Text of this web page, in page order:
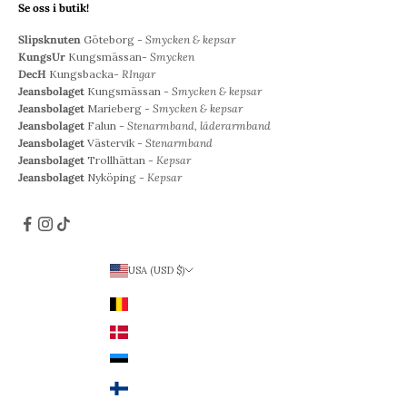
Se oss i butik!
Slipsknuten Göteborg - Smycken & kepsar
KungsUr Kungsmässan- Smycken
DecH Kungsbacka- RIngar
Jeansbolaget Kungsmässan - Smycken & kepsar
Jeansbolaget Marieberg - Smycken & kepsar
Jeansbolaget Falun - Stenarmband, läderarmband
Jeansbolaget Västervik - Stenarmband
Jeansbolaget Trollhättan - Kepsar
Jeansbolaget Nyköping - Kepsar
USA (USD $)